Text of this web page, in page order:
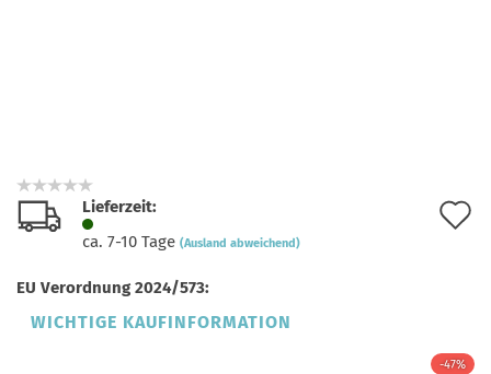
Lieferzeit:
ca. 7-10 Tage (Ausland abweichend)
EU Verordnung 2024/573:
WICHTIGE KAUFINFORMATION
-47%